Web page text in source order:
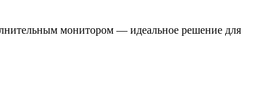
монитором — идеальное решение для